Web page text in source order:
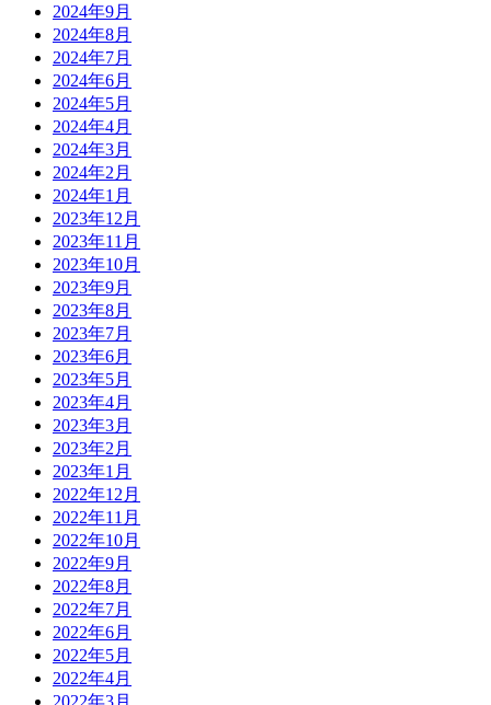
2024年9月
2024年8月
2024年7月
2024年6月
2024年5月
2024年4月
2024年3月
2024年2月
2024年1月
2023年12月
2023年11月
2023年10月
2023年9月
2023年8月
2023年7月
2023年6月
2023年5月
2023年4月
2023年3月
2023年2月
2023年1月
2022年12月
2022年11月
2022年10月
2022年9月
2022年8月
2022年7月
2022年6月
2022年5月
2022年4月
2022年3月